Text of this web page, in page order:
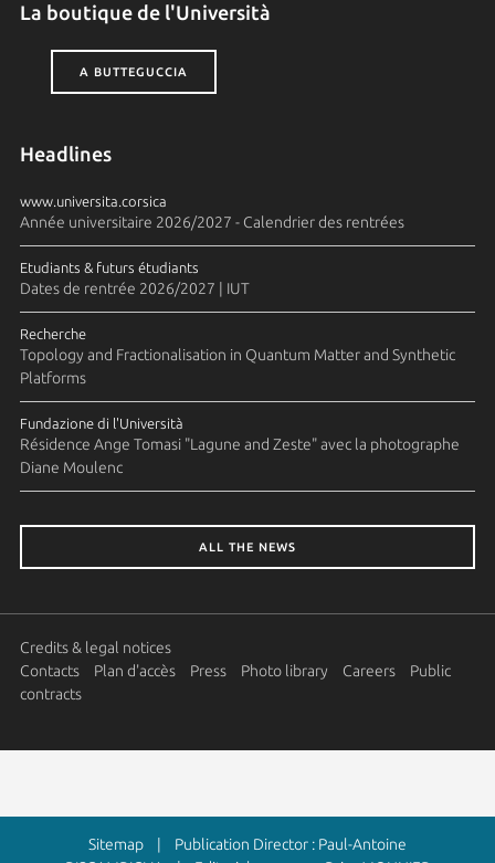
La boutique de l'Università
A BUTTEGUCCIA
Headlines
www.universita.corsica
Année universitaire 2026/2027 - Calendrier des rentrées
Etudiants & futurs étudiants
Dates de rentrée 2026/2027 | IUT
Recherche
Topology and Fractionalisation in Quantum Matter and Synthetic
Platforms
Fundazione di l'Università
Résidence Ange Tomasi "Lagune and Zeste" avec la photographe
Diane Moulenc
ALL THE NEWS
Credits & legal notices
Contacts
Plan d'accès Press Photo library Careers
Public
contracts
Sitemap | Publication Director : Paul-Antoine